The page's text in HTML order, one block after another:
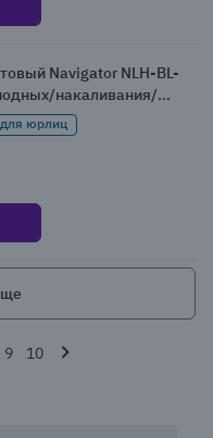
Navigator NLH-BL-
накаливания/
ламп
юрлиц
9 10